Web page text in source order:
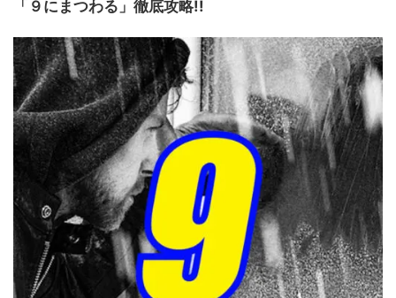
「９にまつわる」徹底攻略!!